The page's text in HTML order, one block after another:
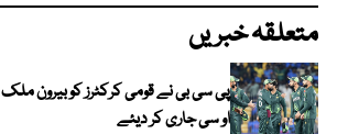
متعلقہ خبریں
پی سی بی نے قومی کرکٹرز کو بیرون
او سی جاری کر دیئے